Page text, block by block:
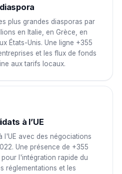
00 21
plus grandes diasporas par
en Italie, en Grèce, en
États-Unis. Une ligne +355
et les flux de fonds
aux tarifs locaux.
à l’UE
l'UE avec des négociations
Une présence de +355
l'intégration rapide du
réglementations et les